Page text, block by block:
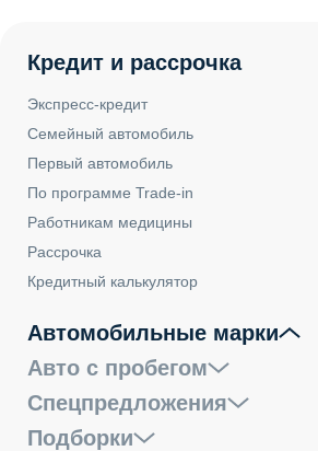
Кредит и рассрочка
Экспресс-кредит
Семейный автомобиль
Первый автомобиль
По программе Trade-in
Работникам медицины
Рассрочка
Кредитный калькулятор
Автомобильные марки
Авто с пробегом
Спецпредложения
Подборки